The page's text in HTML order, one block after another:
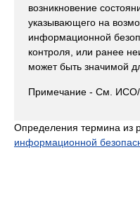
возникновение
указывающего на
информационной
контроля, или ранее
может быть значимой
Примечание - См.
Определения термина из
информационной